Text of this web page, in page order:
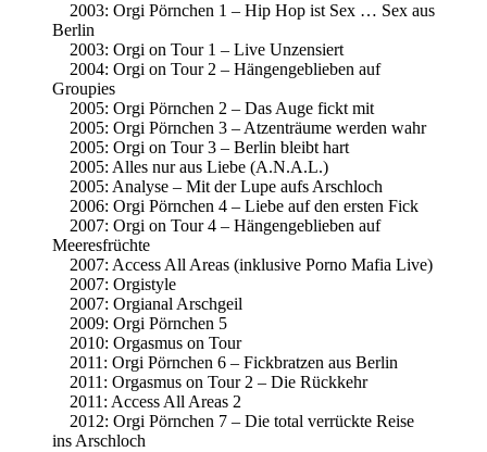
2003: Orgi Pörnchen 1 – Hip Hop ist Sex … Sex aus
Berlin
2003: Orgi on Tour 1 – Live Unzensiert
2004: Orgi on Tour 2 – Hängengeblieben auf
Groupies
2005: Orgi Pörnchen 2 – Das Auge fickt mit
2005: Orgi Pörnchen 3 – Atzenträume werden wahr
2005: Orgi on Tour 3 – Berlin bleibt hart
2005: Alles nur aus Liebe (A.N.A.L.)
2005: Analyse – Mit der Lupe aufs Arschloch
2006: Orgi Pörnchen 4 – Liebe auf den ersten Fick
2007: Orgi on Tour 4 – Hängengeblieben auf
Meeresfrüchte
2007: Access All Areas (inklusive Porno Mafia Live)
2007: Orgistyle
2007: Orgianal Arschgeil
2009: Orgi Pörnchen 5
2010: Orgasmus on Tour
2011: Orgi Pörnchen 6 – Fickbratzen aus Berlin
2011: Orgasmus on Tour 2 – Die Rückkehr
2011: Access All Areas 2
2012: Orgi Pörnchen 7 – Die total verrückte Reise
ins Arschloch